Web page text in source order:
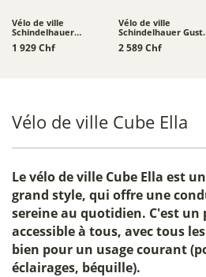
Vélo de ville
Schindelhauer
Hektor
1 929 Chf
Vélo de ville
Schindelhauer
Classic Edition
2 589 Chf
Vélo de ville Cube Ella
Levélo de ville Cube Ella est
grand style, qui offre une
sereine au quotidien. C'est un
accessible à tous, avec tous
bien pour un usage courant
éclairages, béquille).